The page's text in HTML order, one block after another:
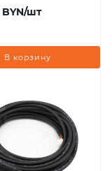
BYN/шт
В корзину